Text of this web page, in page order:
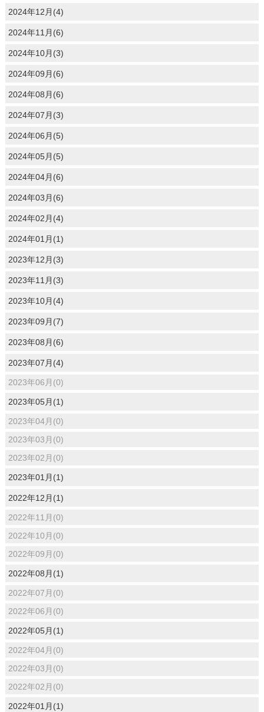
2024年12月(4)
2024年11月(6)
2024年10月(3)
2024年09月(6)
2024年08月(6)
2024年07月(3)
2024年06月(5)
2024年05月(5)
2024年04月(6)
2024年03月(6)
2024年02月(4)
2024年01月(1)
2023年12月(3)
2023年11月(3)
2023年10月(4)
2023年09月(7)
2023年08月(6)
2023年07月(4)
2023年06月(0)
2023年05月(1)
2023年04月(0)
2023年03月(0)
2023年02月(0)
2023年01月(1)
2022年12月(1)
2022年11月(0)
2022年10月(0)
2022年09月(0)
2022年08月(1)
2022年07月(0)
2022年06月(0)
2022年05月(1)
2022年04月(0)
2022年03月(0)
2022年02月(0)
2022年01月(1)